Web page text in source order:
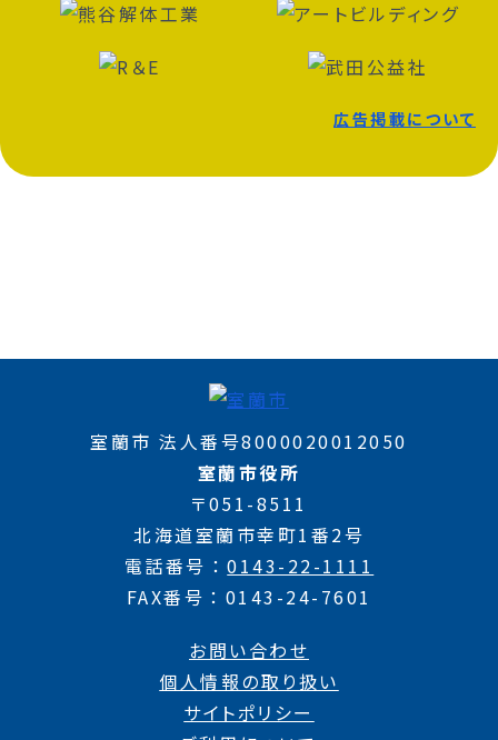
広告掲載について
室蘭市 法人番号8000020012050
室蘭市役所
〒051-8511
北海道室蘭市幸町1番2号
電話番号
0143-22-1111
FAX番号
0143-24-7601
お問い合わせ
個人情報の取り扱い
サイトポリシー